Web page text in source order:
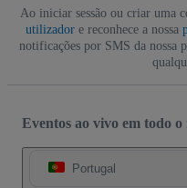
Ao iniciar sessão ou criar uma
utilizador e reconhece a nossa
notificações por SMS da nossa
Eventos ao vivo em todo
Portugal